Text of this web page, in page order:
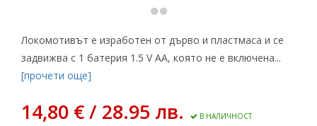
Локомотивът е изработен от дърво и пластмаса и се
задвижва с 1 батерия 1.5 V AA, която не е включена...
[прочети още]
14,80 € / 28.95 лв. В НАЛИЧНОСТ